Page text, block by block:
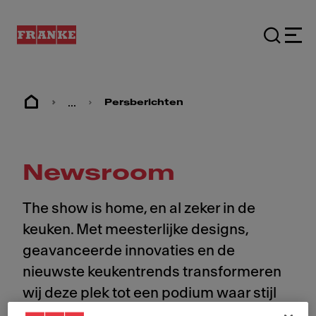
... Persberichten
Newsroom
The show is home, en al zeker in de
keuken. Met meesterlijke designs,
geavanceerde innovaties en de
nieuwste keukentrends transformeren
wij deze plek tot een podium waar stijl